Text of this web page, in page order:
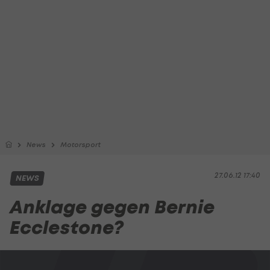
News Motorsport
27.06.12 17:40
NEWS
Anklage gegen Bernie
Ecclestone?